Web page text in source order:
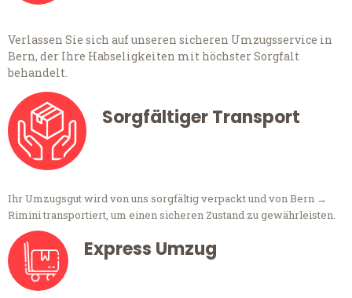
Verlassen Sie sich auf unseren sicheren Umzugsservice in
Bern, der Ihre Habseligkeiten mit höchster Sorgfalt
behandelt.
Sorgfältiger Transport
Ihr Umzugsgut wird von uns sorgfältig verpackt und von Bern →
Rimini transportiert, um einen sicheren Zustand zu gewährleisten.
Express Umzug